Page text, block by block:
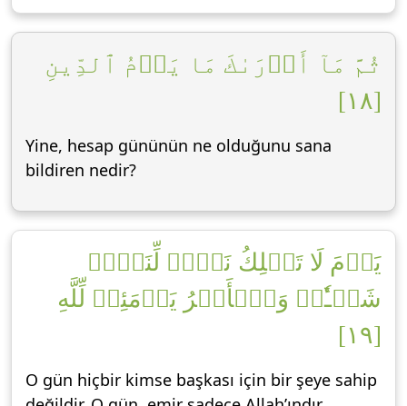
ثُمَّ مَآ أَدۡرَىٰكَ مَا يَوۡمُ ٱلدِّينِ
[١٨]
Yine, hesap gününün ne olduğunu sana
bildiren nedir?
يَوۡمَ لَا تَمۡلِكُ نَفۡسٞ لِّنَفۡسٖ
شَيۡـٔٗاۖ وَٱلۡأَمۡرُ يَوۡمَئِذٖ لِّلَّهِ
[١٩]
O gün hiçbir kimse başkası için bir şeye sahip